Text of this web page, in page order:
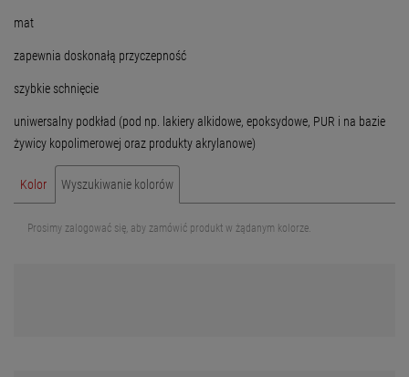
mat
zapewnia doskonałą przyczepność
szybkie schnięcie
uniwersalny podkład (pod np. lakiery alkidowe, epoksydowe, PUR i na bazie
żywicy kopolimerowej oraz produkty akrylanowe)
Kolor Wyszukiwanie kolorów
Prosimy zalogować się, aby zamówić produkt w żądanym kolorze.